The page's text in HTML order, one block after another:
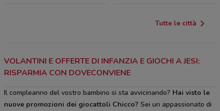
Tutte le città
VOLANTINI E OFFERTE DI INFANZIA E GIOCHI A JESI:
RISPARMIA CON DOVECONVIENE
Il compleanno del vostro bambino si sta avvicinando? Hai visto le
nuove promozioni dei giocattoli Chicco? Sei un appassionato di